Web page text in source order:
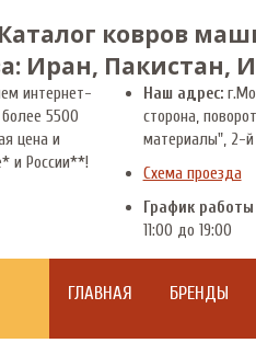
Каталог ковров
Иран, Пакистан,
интернет-
5500
цена и
и России**!
Наш адрес:г.
сторона,
материалы", 2-й
Схема проезда
График
11:00 до 19:00
ГЛАВНАЯ БРЕНДЫ